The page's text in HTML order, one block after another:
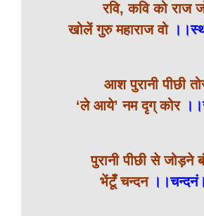
रवि, कवि को राज
खोलें गुरु महाराज वो
आश पुरानी पीछी
‘ले आये’ नम दृग् कोर
पुरानी पीछी से जोड़ने
भेंटूँ चन्दन